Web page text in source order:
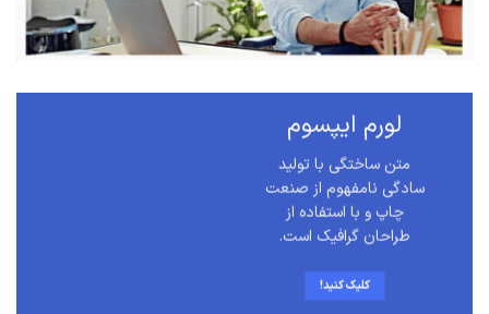
لورم ایپسوم
متن ساختگی با تولید
سادگی نامفهوم از صنعت
چاپ و با استفاده از
طراحان گرافیک است.
کلیک کنید!